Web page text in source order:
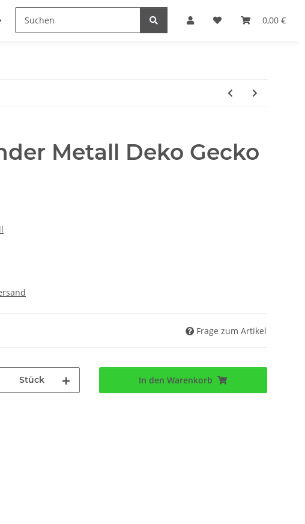
0,00 €
Wohnaccessoires Edelstahl Schmuck Möbel Serien
Metall Deko Gecko
Frage zum Artikel
Stück In den Warenkorb